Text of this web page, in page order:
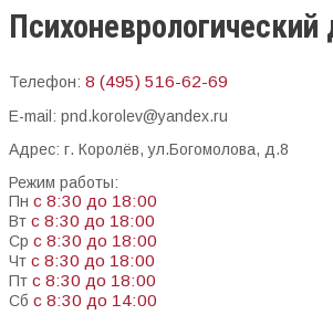
Психоневрологический
Телефон: 8 (495) 516-62-69
E-mail: pnd.korolev@yandex.ru
Адрес: г. Королёв, ул.Богомолова, д.8
Режим работы:
Пн с 8:30 до 18:00
Вт с 8:30 до 18:00
Ср с 8:30 до 18:00
Чт с 8:30 до 18:00
Пт с 8:30 до 18:00
Сб с 8:30 до 14:00